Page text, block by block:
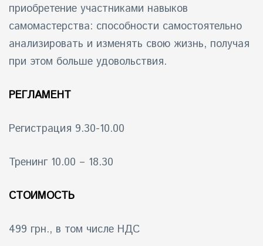
приобретение участниками навыков
самомастерства: способности самостоятельно
анализировать и изменять свою жизнь, получая
при этом больше удовольствия.
РЕГЛАМЕНТ
Регистрация 9.30-10.00
Тренинг 10.00 – 18.30
СТОИМОСТЬ
499 грн., в том числе НДС